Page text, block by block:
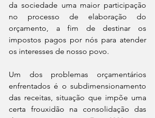
da sociedade uma maior participação
no processo de elaboração do
orçamento, a fim de destinar os
impostos pagos por nós para atender
os interesses de nosso povo.
Um dos problemas orçamentários
enfrentados é o subdimensionamento
das receitas, situação que impõe uma
certa frouxidão na consolidação das